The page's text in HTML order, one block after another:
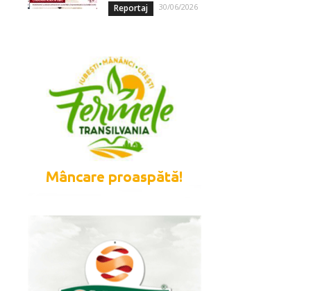
Reportaj 30/06/2026